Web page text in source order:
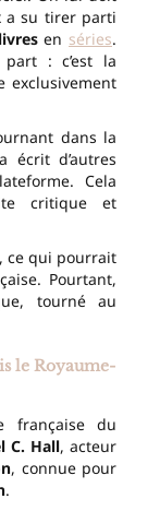
a su tirer parti
en séries.
: c’est la
exclusivement
dans la
écrit d’autres
Cela
critique et
, ce qui pourrait
Pourtant,
tourné au
le Royaume-
française du
C. Hall, acteur
, connue pour
.